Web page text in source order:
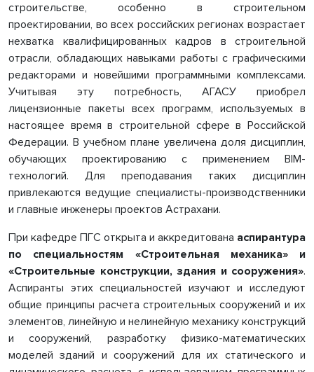
строительстве, особенно в строительном
проектировании, во всех российских регионах возрастает
нехватка квалифицированных кадров в строительной
отрасли, обладающих навыками работы с графическими
редакторами и новейшими программными комплексами.
Учитывая эту потребность, АГАСУ приобрел
лицензионные пакеты всех программ, используемых в
настоящее время в строительной сфере в Российской
Федерации. В учебном плане увеличена доля дисциплин,
обучающих проектированию с применением BIM-
технологий. Для преподавания таких дисциплин
привлекаются ведущие специалисты-производственники
и главные инженеры проектов Астрахани.
При кафедре ПГС открыта и аккредитована аспирантура
по специальностям «Строительная механика» и
«Строительные конструкции, здания и сооружения».
Аспиранты этих специальностей изучают и исследуют
общие принципы расчета строительных сооружений и их
элементов, линейную и нелинейную механику конструкций
и сооружений, разработку физико-математических
моделей зданий и сооружений для их статического и